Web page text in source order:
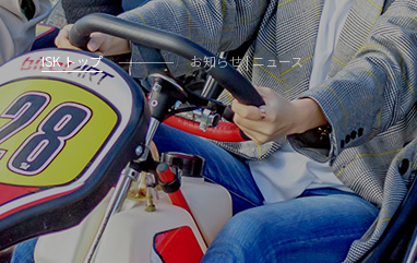
ISK トップ お知らせ | ニュース